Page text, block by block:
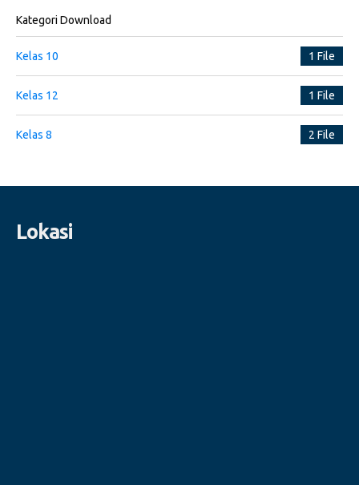
Kategori Download
Kelas 10 1 File
Kelas 12 1 File
Kelas 8 2 File
Lokasi